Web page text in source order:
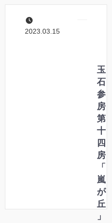
2023.03.15
玉
石
参
房
第
十
四
房
「
嵐
が
丘
」